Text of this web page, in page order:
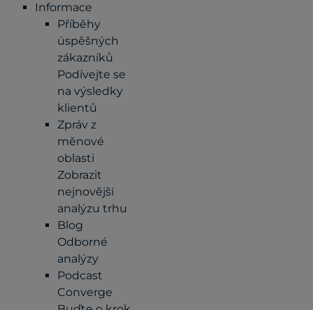
Informace
Příběhy
úspěšných
zákazníků
Podívejte se
na výsledky
klientů
Zpráv z
měnové
oblasti
Zobrazit
nejnovější
analýzu trhu
Blog
Odborné
analýzy
Podcast
Converge